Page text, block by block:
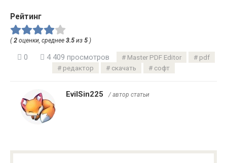
Рейтинг
(2 оценки, среднее 3.5 из 5 )
0 4 409 просмотров Master PDF Editor
pdf
редактор
скачать софт
EvilSin225 / автор статьи